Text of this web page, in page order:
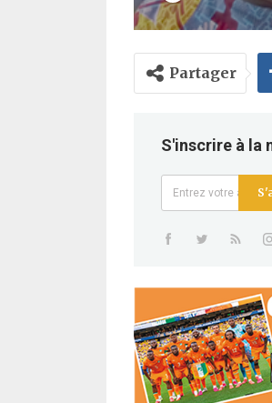
Partager
S'inscrire à la